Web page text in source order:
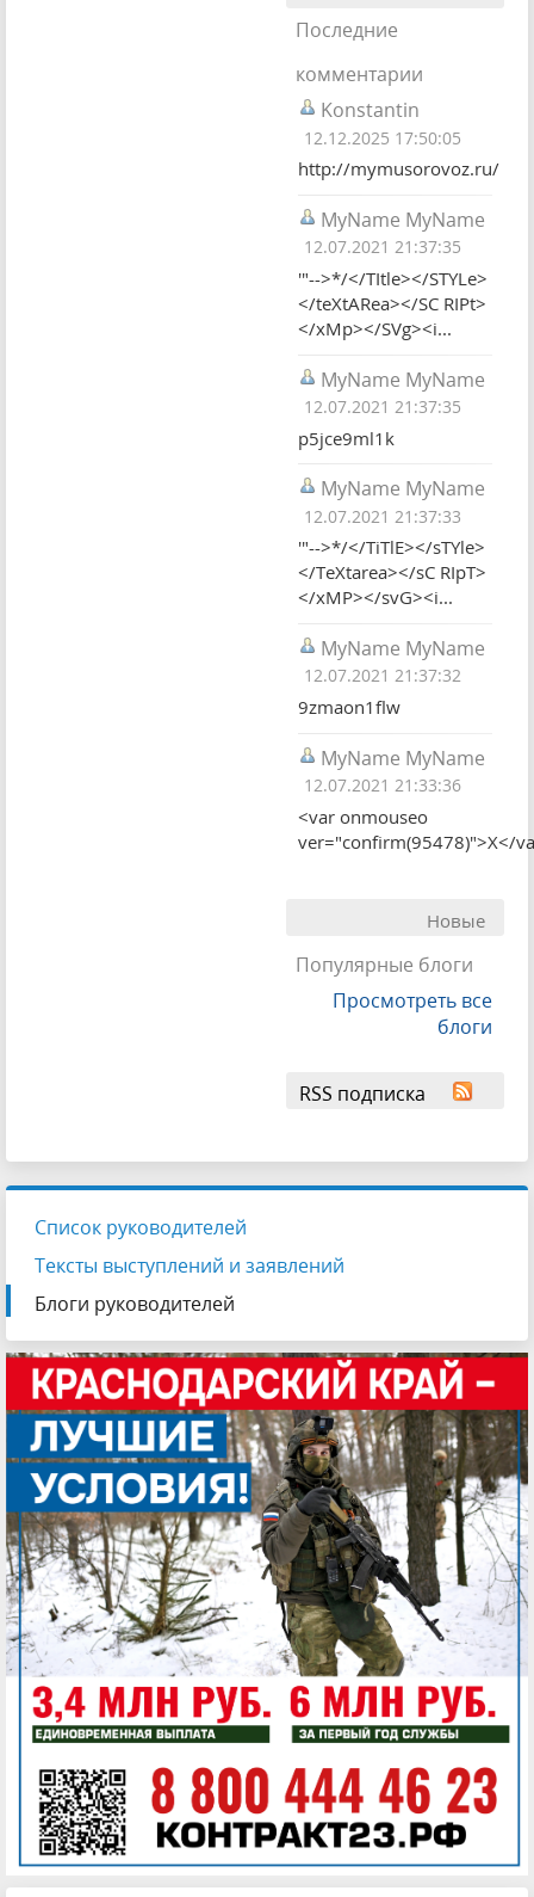
Последние
комментарии
Konstantin
12.12.2025 17:50:05
http://mymusorovoz.ru/
MyName MyName
12.07.2021 21:37:35
'"-->*/</TItle></STYLe>
</teXtARea></SC RIPt>
</xMp></SVg><i...
MyName MyName
12.07.2021 21:37:35
p5jce9ml1k
MyName MyName
12.07.2021 21:37:33
'"-->*/</TiTlE></sTYle>
</TeXtarea></sC RIpT>
</xMP></svG><i...
MyName MyName
12.07.2021 21:37:32
9zmaon1flw
MyName MyName
12.07.2021 21:33:36
<var onmouseo
ver="confirm(95478)">X</
Новые
Популярные блоги
Просмотреть все
блоги
RSS подписка
Список руководителей
Тексты выступлений и заявлений
Блоги руководителей